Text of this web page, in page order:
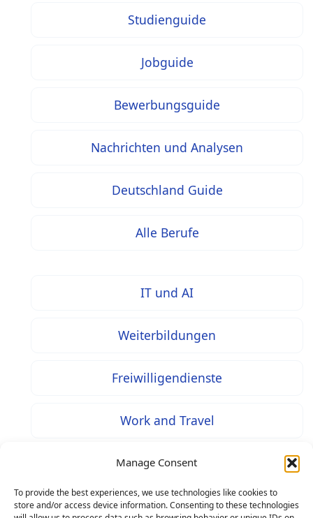
Manage Consent
To provide the best experiences, we use technologies like cookies to
store and/or access device information. Consenting to these technologies
Studienguide
Jobguide
Bewerbungsguide
Nachrichten und Analysen
Deutschland Guide
Alle Berufe
IT und AI
Weiterbildungen
Freiwilligendienste
Work and Travel
Tools und Apps